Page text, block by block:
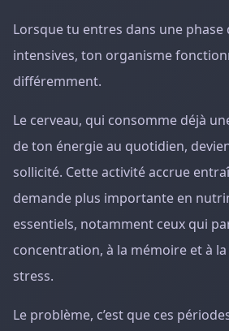
Lorsque tu entres dans une phase
intensives, ton organisme
différemment.
Le cerveau, qui consomme déjà
de ton énergie au quotidien,
sollicité. Cette activité accrue
demande plus importante en
essentiels, notamment ceux qui
concentration, à la mémoire et à
stress.
Le problème, c’est que ces